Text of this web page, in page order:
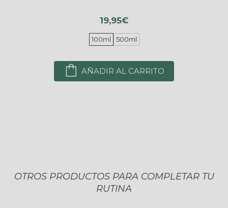
19,95€
100ml 500ml
AÑADIR AL CARRITO
OTROS PRODUCTOS PARA COMPLETAR TU
RUTINA